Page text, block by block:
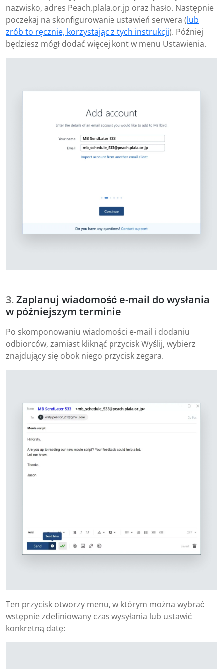
nazwisko, adres Peach.plala.or.jp oraz hasło. Następnie
poczekaj na skonfigurowanie ustawień serwera (lub
zrób to ręcznie, korzystając z tych instrukcji). Później
będziesz mógł dodać więcej kont w menu Ustawienia.
Zaplanuj wiadomość e-mail do wysłania
w późniejszym terminie
Po skomponowaniu wiadomości e-mail i dodaniu
odbiorców, zamiast kliknąć przycisk Wyślij, wybierz
znajdujący się obok niego przycisk zegara.
Ten przycisk otworzy menu, w którym można wybrać
wstępnie zdefiniowany czas wysyłania lub ustawić
konkretną datę: